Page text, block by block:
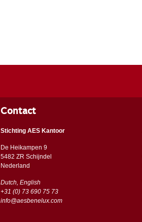
Contact
Stichting AES Kantoor
De Heikampen 9
5482 ZR Schijndel
​​Nederland
Dutch, English
+31 (0) 73 690 75 73
info@aesbenelux.com